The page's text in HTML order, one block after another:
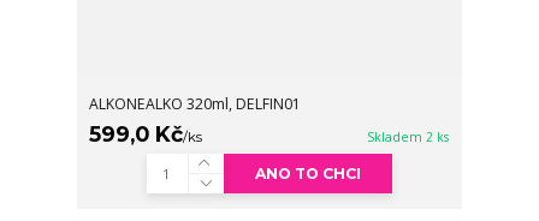
ALKONEALKO 320ml, DELFIN01
599,0 Kč/ks Skladem 2 ks
ANO TO CHCI